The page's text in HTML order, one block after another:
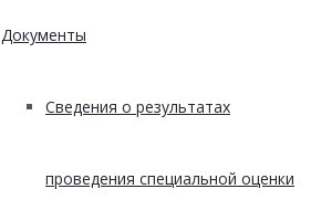
Документы
Сведения о результатах
проведения специальной оценки